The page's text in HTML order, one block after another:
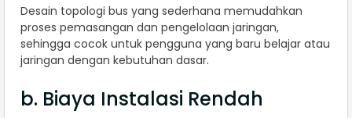
Desain topologi bus yang sederhana memudahkan
proses pemasangan dan pengelolaan jaringan,
sehingga cocok untuk pengguna yang baru belajar atau
jaringan dengan kebutuhan dasar.
b. Biaya Instalasi Rendah